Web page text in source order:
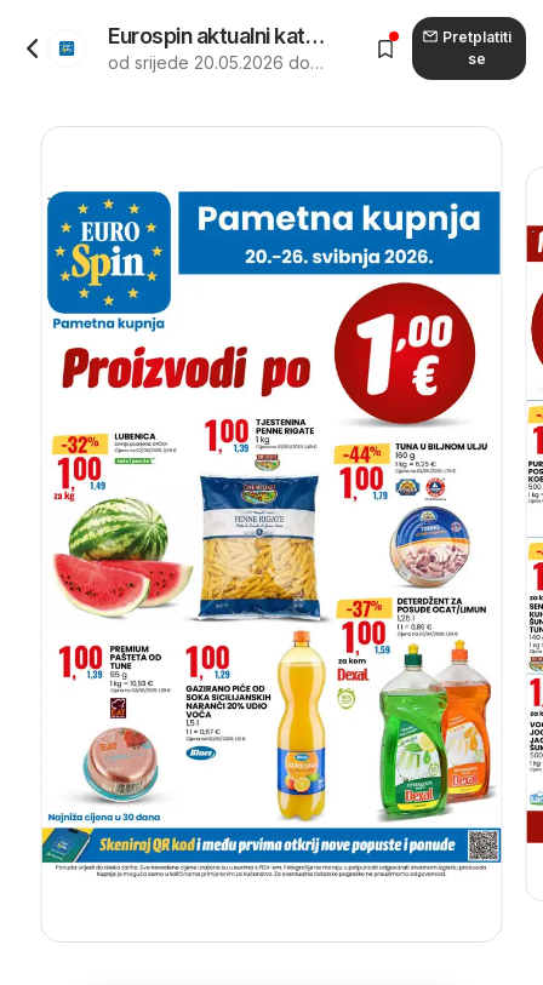
Eurospin aktualni katalog vrijedi od 20.05.2026 - tjedna akcija
od srijede 20.05.2026 do utorka 26.05.2026
Pretplatiti
se